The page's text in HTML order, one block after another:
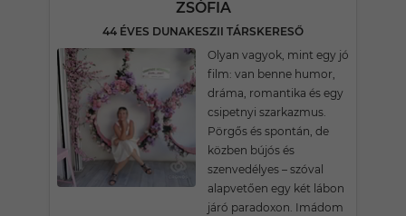
ZSÓFIA
44 ÉVES DUNAKESZII TÁRSKERESŐ
Olyan vagyok, mint egy jó
film: van benne humor,
dráma, romantika és egy
csipetnyi szarkazmus.
Pörgős és spontán, de
közben bújós és
szenvedélyes – szóval
alapvetően egy két lábon
járó paradoxon. Imádom